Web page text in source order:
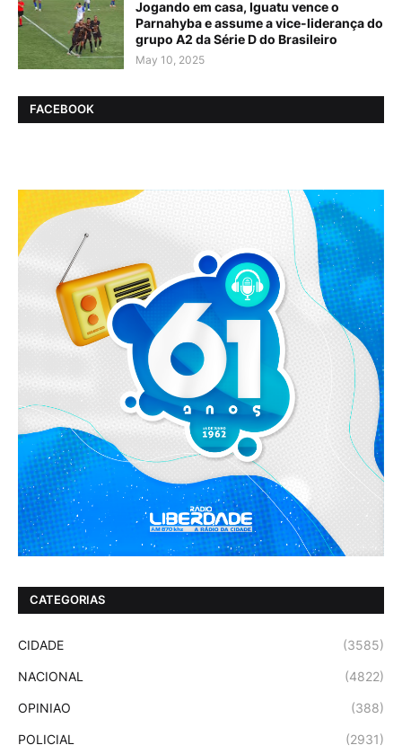
Jogando em casa, Iguatu vence o
Parnahyba e assume a vice-liderança do
grupo A2 da Série D do Brasileiro
May 10, 2025
FACEBOOK
CATEGORIAS
CIDADE (3585)
NACIONAL (4822)
OPINIAO (388)
POLICIAL (2931)